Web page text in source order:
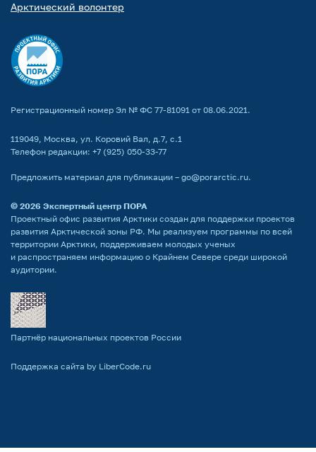
Арктический волонтер
Регистрационный номер Эл № ФС 77-81091 от 08.06.2021.
119049, Москва, ул. Коровий Вал, д.7, с.1
Телефон редакции: +7 (925) 050-33-77
Предложить материал для публикации – go@porarctic.ru.
© 2026 Экспертный центр ПОРА
Проектный офис развития Арктики создан для поддержки проектов
развития Арктической зоны РФ. Мы реализуем программы по всей
территории Арктики, поддерживаем молодых ученых
и распространяем информацию о Крайнем Севере среди широкой
аудитории.
Партнёр национальных проектов России
Поддержка сайта by LiberCode.ru